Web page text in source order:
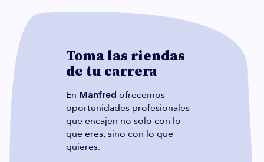
Toma las riendas
de tu carrera
En Manfred ofrecemos
oportunidades profesionales
que encajen no solo con lo
que eres, sino con lo que
quieres.